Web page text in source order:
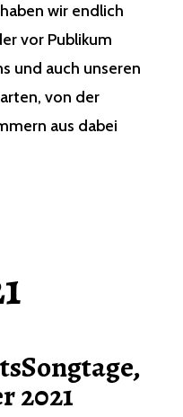
wir endlich
vor Publikum
und auch unseren
von der
aus dabei
2021